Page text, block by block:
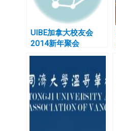
UIBE加拿大校友会
2014新年聚会